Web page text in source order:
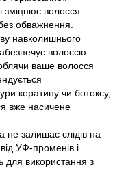
зміцнює волосся
обважнення.
навколишнього
волоссю
ваше волосся
кератину чи ботоксу,
вже насичене
залишає слідів на
УФ-променів і
для використання з